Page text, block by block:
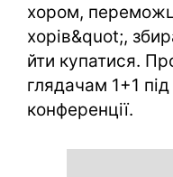
хором,
хорів&quot;,
йти купатися.
глядачам 1+1
конференції.